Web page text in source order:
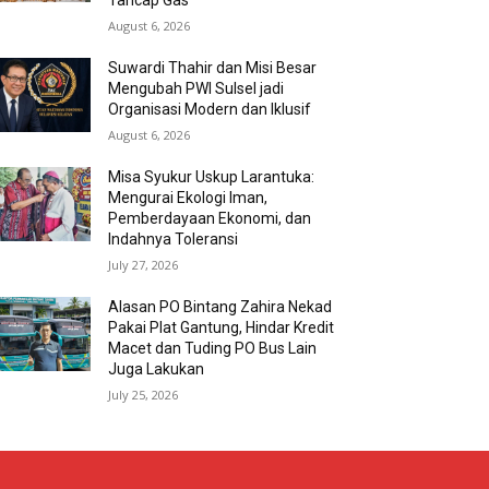
August 6, 2026
Suwardi Thahir dan Misi Besar
Mengubah PWI Sulsel jadi
Organisasi Modern dan Iklusif
August 6, 2026
Misa Syukur Uskup Larantuka:
Mengurai Ekologi Iman,
Pemberdayaan Ekonomi, dan
Indahnya Toleransi
July 27, 2026
Alasan PO Bintang Zahira Nekad
Pakai Plat Gantung, Hindar Kredit
Macet dan Tuding PO Bus Lain
Juga Lakukan
July 25, 2026